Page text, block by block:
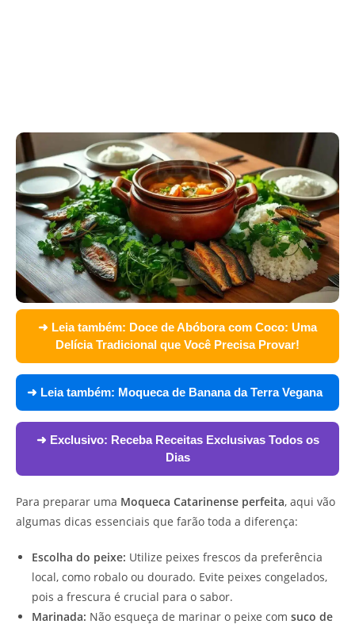
➜ Leia também: Doce de Abóbora com Coco: Uma
Delícia Tradicional que Você Precisa Provar!
➜ Leia também: Moqueca de Banana da Terra Vegana
➜ Exclusivo: Receba Receitas Exclusivas Todos os
Dias
Para preparar uma Moqueca Catarinense perfeita, aqui vão
algumas dicas essenciais que farão toda a diferença:
Escolha do peixe: Utilize peixes frescos da preferência
local, como robalo ou dourado. Evite peixes congelados,
pois a frescura é crucial para o sabor.
Marinada: Não esqueça de marinar o peixe com suco de